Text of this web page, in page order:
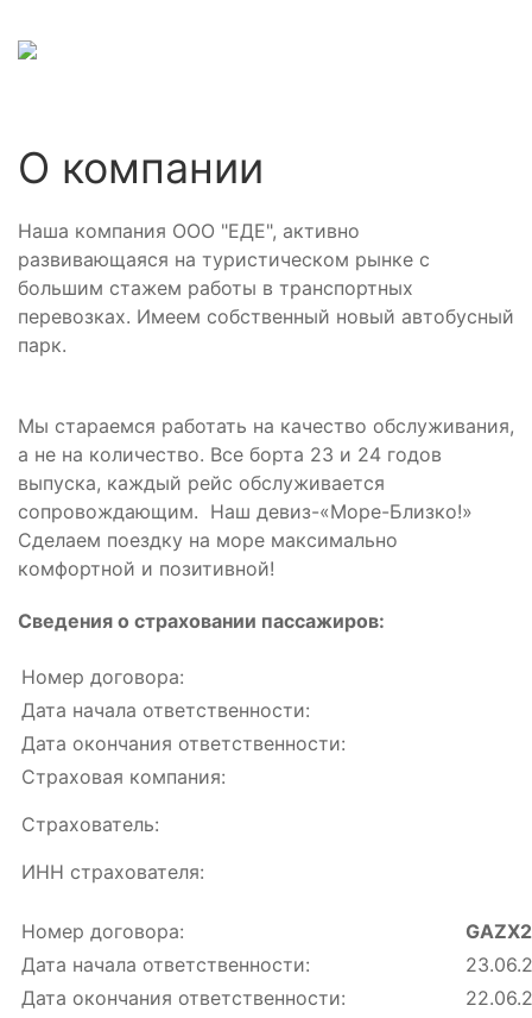
О компании
Наша компания ООО "ЕДЕ", активно
развивающаяся на туристическом рынке с
большим стажем работы в транспортных
перевозках. Имеем собственный новый автобусный
парк.
Мы стараемся работать на качество обслуживания,
а не на количество. Все борта 23 и 24 годов
выпуска, каждый рейс обслуживается
сопровождающим. Наш девиз-«Море-Близко!»
Сделаем поездку на море максимально
комфортной и позитивной!
Сведения о страховании пассажиров:
Номер договора:
Дата начала ответственности:
Дата окончания ответственности:
Страховая компания:
Страхователь:
ИНН страхователя:
Номер договора:
Дата начала ответственности:
Дата окончания ответственности: